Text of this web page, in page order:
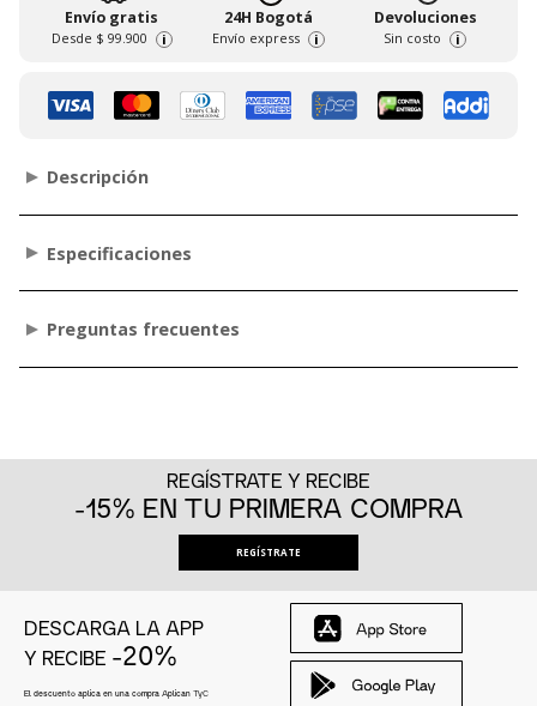
Envío gratis
Desde $ 99.900 i
24H Bogotá
Envío express i
Devoluciones
Sin costo i
Descripción
Especificaciones
Preguntas frecuentes
REGÍSTRATE Y RECIBE
-15% EN TU PRIMERA COMPRA
REGÍSTRATE
DESCARGA LA APP
Y RECIBE -20%
El descuento aplica en una compra Aplican TyC